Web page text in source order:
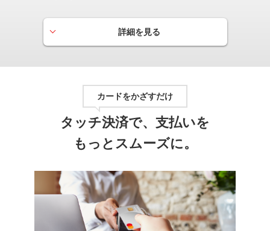
す。
詳細を見る
カードをかざすだけ
タッチ決済で、支払いを
もっとスムーズに。